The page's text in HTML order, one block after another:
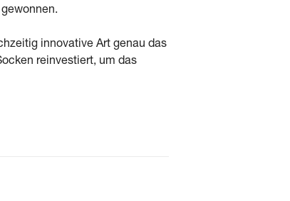
innovative Art genau das
reinvestiert, um das